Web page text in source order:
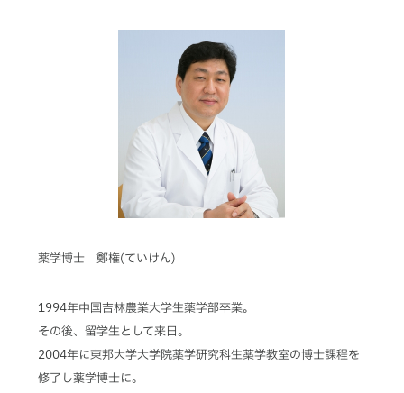
薬学博士 鄭権(ていけん)
1994年中国吉林農業大学生薬学部卒業。
その後、留学生として来日。
2004年に東邦大学大学院薬学研究科生薬学教室の博士課程を
修了し薬学博士に。